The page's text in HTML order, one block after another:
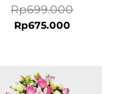
Rp699.000
Rp675.000